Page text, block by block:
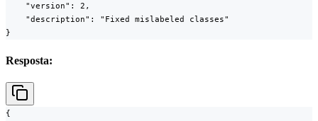
    "version": 2,
    "description": "Fixed mislabeled classes"
}
Resposta:
{